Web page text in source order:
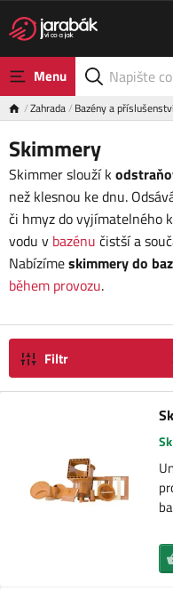
Menu
Zahrada Bazény a
Skimmery
Skimmer slouží k
než klesnou ke dnu.
či hmyz do vyjímatelného
vodu v bazénu čistší a
Nabízímeskimmery do
během provozu.
Filtr